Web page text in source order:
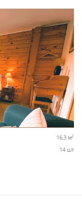
16,3 м2
14 шт